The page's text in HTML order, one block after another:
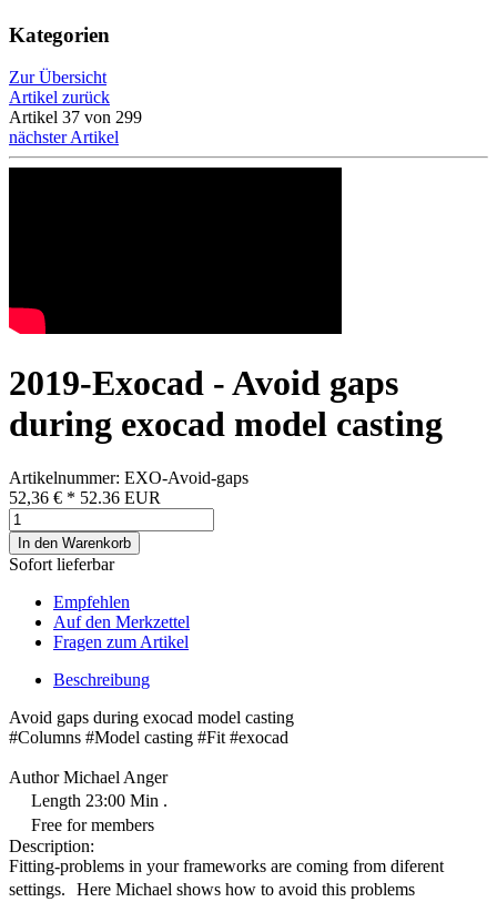
Kategorien
Zur Übersicht
Artikel zurück
Artikel 37 von 299
nächster Artikel
2019-Exocad - Avoid gaps
during exocad model casting
Artikelnummer: EXO-Avoid-gaps
52,36 € * 52.36 EUR
In den Warenkorb
Sofort lieferbar
Empfehlen
Auf den Merkzettel
Fragen zum Artikel
Beschreibung
Avoid gaps during exocad model casting
#Columns #Model casting #Fit #exocad
Author Michael Anger
Length 23:00 Min .
Free for members
Description:
Fitting-problems in your frameworks are coming from diferent
settings. Here Michael shows how to avoid this problems